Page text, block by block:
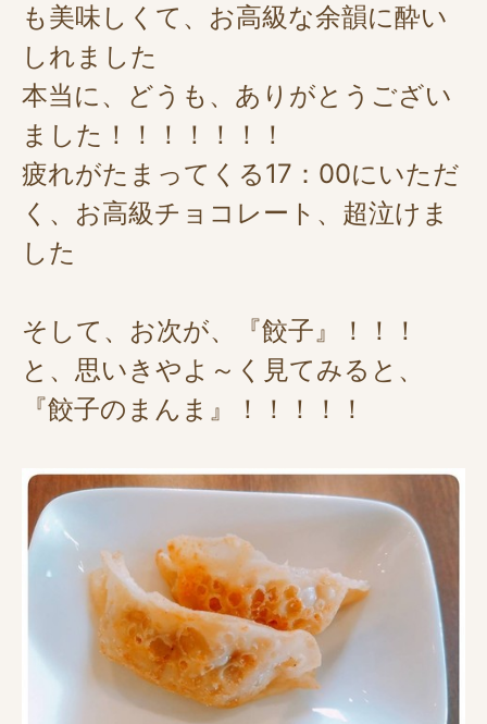
も美味しくて、お高級な余韻に酔い
しれました
本当に、どうも、ありがとうござい
ました！！！！！！！
疲れがたまってくる17：00にいただ
く、お高級チョコレート、超泣けま
した
そして、お次が、『餃子』！！！
と、思いきやよ～く見てみると、
『餃子のまんま』！！！！！